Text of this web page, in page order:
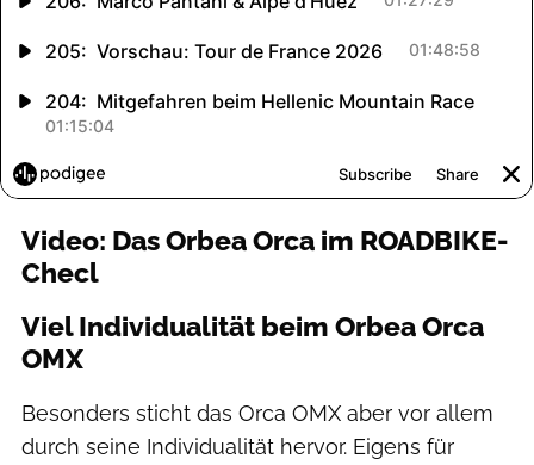
Video: Das Orbea Orca im ROADBIKE-
Checl
Viel Individualität beim Orbea Orca
OMX
Besonders sticht das Orca OMX aber vor allem
durch seine Individualität hervor. Eigens für